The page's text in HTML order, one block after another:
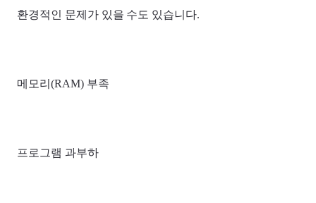
환경적인 문제가 있을 수도 있습니다.
메모리(RAM) 부족
프로그램 과부하